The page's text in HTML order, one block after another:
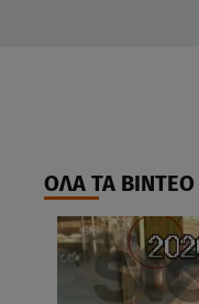
ΟΛΑ ΤΑ ΒΙΝΤΕΟ